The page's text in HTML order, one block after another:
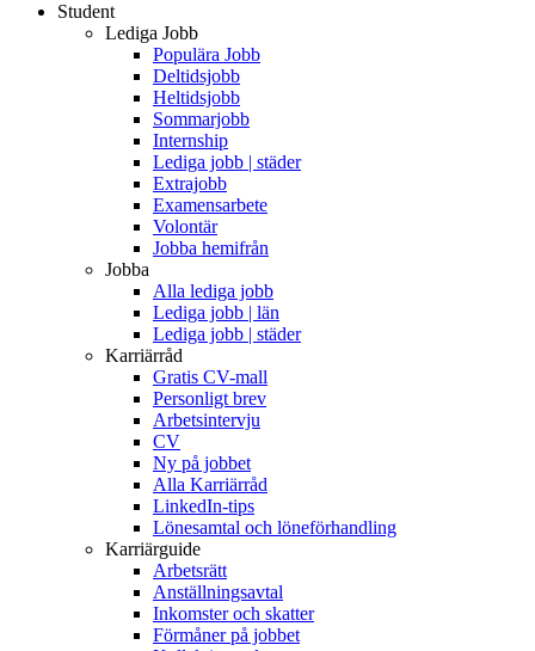
Student
Lediga Jobb
Populära Jobb
Deltidsjobb
Heltidsjobb
Sommarjobb
Internship
Lediga jobb | städer
Extrajobb
Examensarbete
Volontär
Jobba hemifrån
Jobba
Alla lediga jobb
Lediga jobb | län
Lediga jobb | städer
Karriärråd
Gratis CV-mall
Personligt brev
Arbetsintervju
CV
Ny på jobbet
Alla Karriärråd
LinkedIn-tips
Lönesamtal och löneförhandling
Karriärguide
Arbetsrätt
Anställningsavtal
Inkomster och skatter
Förmåner på jobbet